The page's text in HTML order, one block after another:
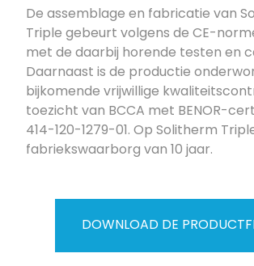
De assemblage en fabricatie van
Triple gebeurt volgens de CE-
met de daarbij horende testen en
Daarnaast is de productie
bijkomende vrijwillige
toezicht van BCCA met BENOR-
414-120-1279-01. Op Solitherm
fabriekswaarborg van 10 jaar.
DOWNLOAD DE